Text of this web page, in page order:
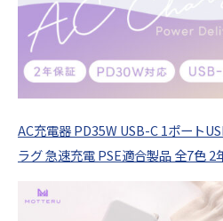
AC充電器 PD35W USB-C 1ポート
ラグ 急速充電 PSE適合製品 全7色